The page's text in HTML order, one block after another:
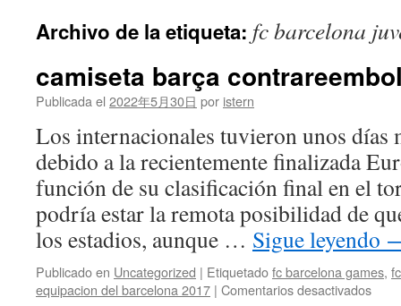
contenido
Archivo de la etiqueta: fc barcelona
camiseta barça
Publicada el 2022年5月30日 por istern
Los internacionales tuvieron unos días
debido a la recientemente finalizada
función de su clasificación final en el
podría estar la remota posibilidad de
los estadios, aunque … Sigue leyendo
Publicado en Uncategorized | Etiquetadofc barcelona games,
equipacion del barcelona 2017 | Comentarios desactivadosen